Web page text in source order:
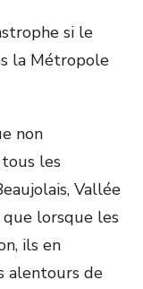
si le
la Métropole
non
les
Vallée
lorsque les
ils en
alentours de